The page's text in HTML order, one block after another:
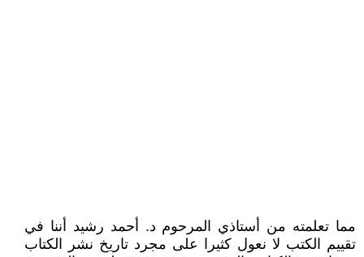
مما تعلمته من أستاذي المرحوم د. أحمد رشيد أننا في
تقييم الكتب لا نعول كثيرا على مجرد تاريخ نشر الكتاب